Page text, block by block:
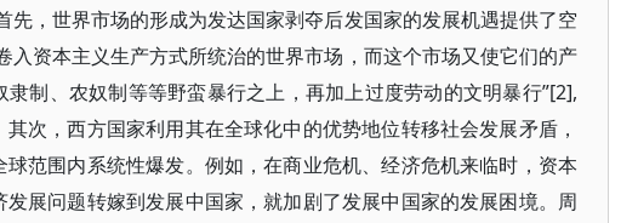
先，世界市场的形成为发达国家剥夺后发国家的发展机遇提供了空
入资本主义生产方式所统治的世界市场，而这个市场又使它们的产
制、农奴制等等野蛮暴行之上，再加上过度劳动的文明暴行”[2],
次，西方国家利用其在全球化中的优势地位转移社会发展矛盾，
范围内系统性爆发。例如，在商业危机、经济危机来临时，资本
展问题转嫁到发展中国家，就加剧了发展中国家的发展困境。周